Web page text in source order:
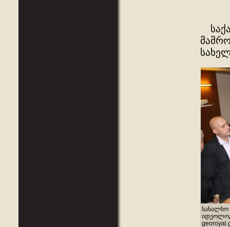
სახალხო